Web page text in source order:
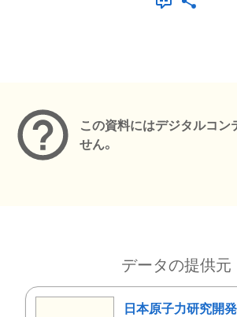
この資料にはデジタルコン
せん。
データの提供元
日本原子力研究開